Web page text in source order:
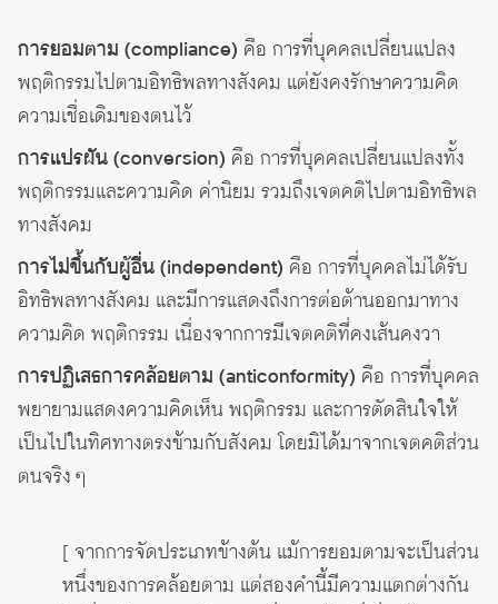
การยอมตาม (compliance) คือ การที่บุคคลเปลี่ยนแปลง
พฤติกรรมไปตามอิทธิพลทางสังคม แต่ยังคงรักษาความคิด
ความเชื่อเดิมของตนไว้
การแปรผัน (conversion) คือ การที่บุคคลเปลี่ยนแปลงทั้ง
พฤติกรรมและความคิด ค่านิยม รวมถึงเจตคติไปตามอิทธิพล
ทางสังคม
การไม่ขึ้นกับผู้อื่น (independent) คือ การที่บุคคลไม่ได้รับ
อิทธิพลทางสังคม และมีการแสดงถึงการต่อต้านออกมาทาง
ความคิด พฤติกรรม เนื่องจากการมีเจตคติที่คงเส้นคงวา
การปฏิเสธการคล้อยตาม (anticonformity) คือ การที่บุคคล
พยายามแสดงความคิดเห็น พฤติกรรม และการตัดสินใจให้
เป็นไปในทิศทางตรงข้ามกับสังคม โดยมิได้มาจากเจตคติส่วน
ตนจริง ๆ
[ จากการจัดประเภทข้างต้น แม้การยอมตามจะเป็นส่วน
หนึ่งของการคล้อยตาม แต่สองคำนี้มีความแตกต่างกัน